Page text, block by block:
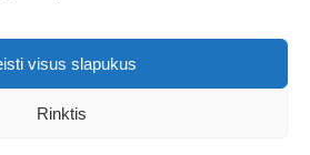
visus slapukus
Rinktis
Išmanūs mokymai